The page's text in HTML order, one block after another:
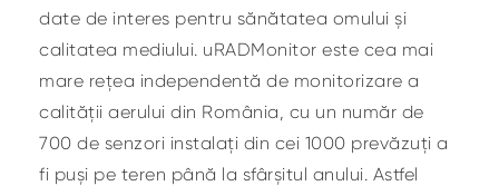
date de interes pentru sănătatea omului și
calitatea mediului. uRADMonitor este cea mai
mare rețea independentă de monitorizare a
calității aerului din România, cu un număr de
700 de senzori instalați din cei 1000 prevăzuți a
fi puși pe teren până la sfârșitul anului. Astfel